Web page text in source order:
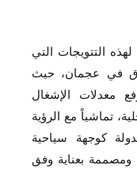
لهذه التتويجات التي
في عجمان، حيث
معدلات الإشغال
تماشياً مع الرؤية
كوجهة سياحية
ومصممة بعناية وفق